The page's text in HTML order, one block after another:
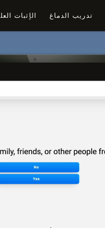
تدريب الدماغ الإثبات